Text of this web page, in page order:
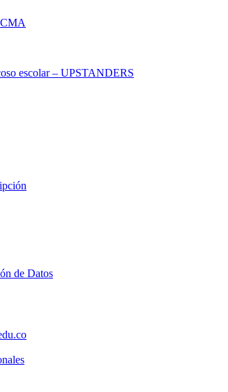
escolar – UPSTANDERS
de Datos